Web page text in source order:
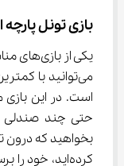
بازی تونل پارچه
یکی از
حتی چند صندلی
بخواهید که درون